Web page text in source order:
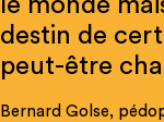
le monde
destin de
peut-être
Bernard Golse,